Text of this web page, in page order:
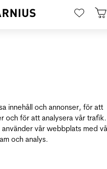
innehåll och annonser, för att
och för att analysera vår
vår webbplats med
och analys.